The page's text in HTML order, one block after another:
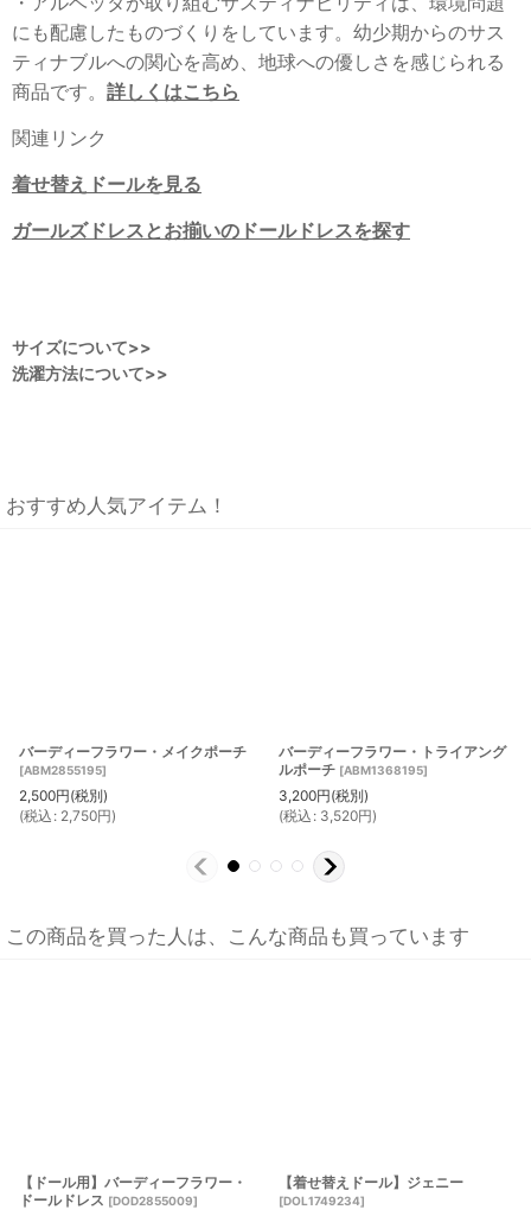
にも配慮したものづくりをしています。幼少期からのサス
ティナブルへの関心を高め、地球への優しさを感じられる
商品です。 詳しくはこちら
関連リンク
着せ替えドールを見る
ガールズドレスとお揃いのドールドレスを探す
サイズについて>>
洗濯方法について>>
おすすめ人気アイテム！
バーディーフラワー・メイクポーチ
[ABM2855195]
2,500円(税別)
(税込 : 2,750円)
バーディーフラワー・トライアング
ルポーチ [ABM1368195]
3,200円(税別)
(税込 : 3,520円)
この商品を買った人は、こんな商品も買っています
【ドール用】バーディーフラワー・
ドールドレス [DOD2855009]
【着せ替えドール】ジェニー
[DOL1749234]